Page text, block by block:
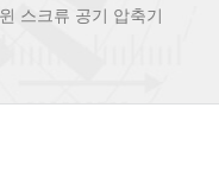
스크류 공기 압축기